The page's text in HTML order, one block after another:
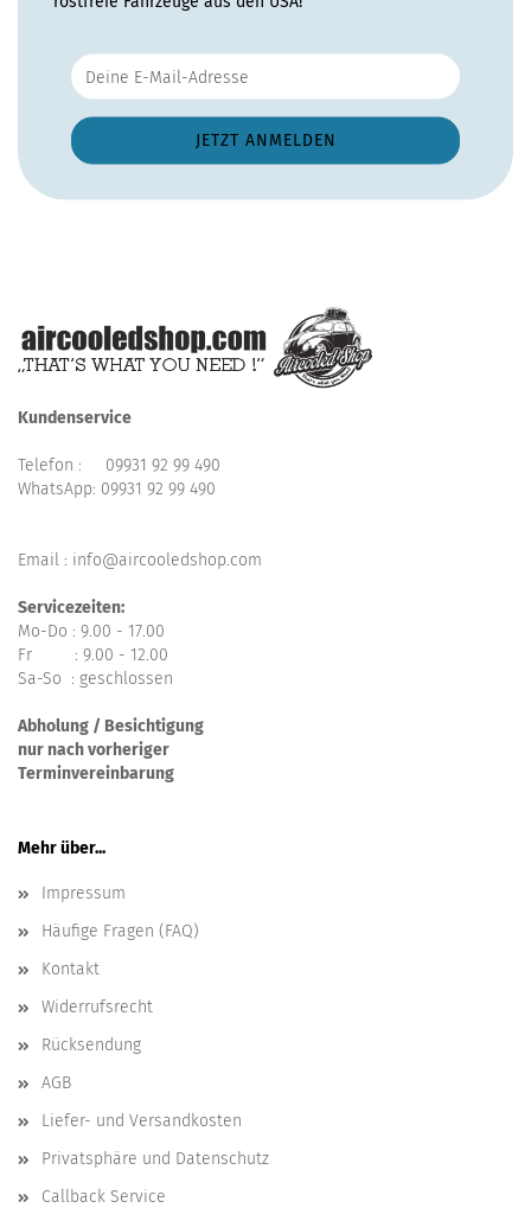
Kundenservice
Telefon : 09931 92 99 490
WhatsApp: 09931 92 99 490
Email : info@aircooledshop.com
Servicezeiten:
Mo-Do : 9.00 - 17.00
Fr : 9.00 - 12.00
Sa-So : geschlossen
Abholung / Besichtigung
nur nach vorheriger
Terminvereinbarung
Mehr über...
Impressum
Häufige Fragen (FAQ)
Kontakt
Widerrufsrecht
Rücksendung
AGB
Liefer- und Versandkosten
Privatsphäre und Datenschutz
Callback Service